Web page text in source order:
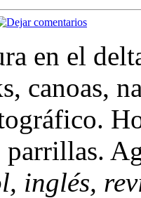
en el
canoas,
parrillas.
inglés,